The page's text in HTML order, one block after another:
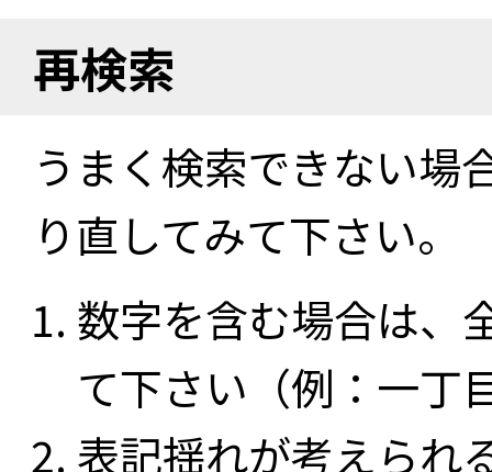
再検索
うまく検索できない場
り直してみて下さい。
数字を含む場合は、
て下さい（例：一
表記揺れが考えられ